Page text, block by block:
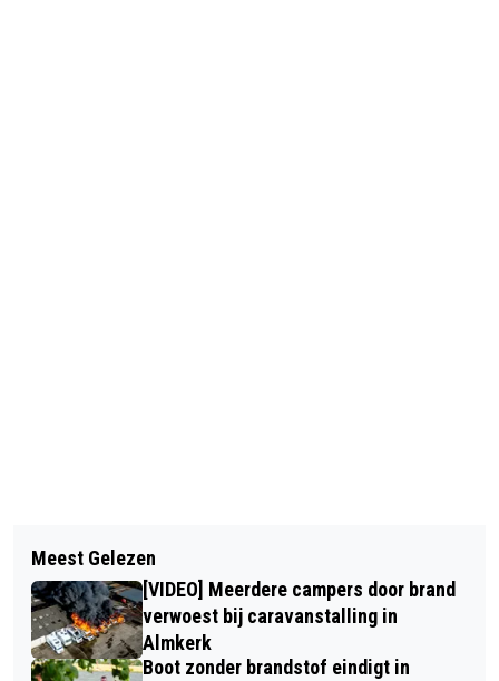
KABINET KOMT NIET MET MEER GELD
VOOR SPORTVERENIGINGEN IN NOOD
REGELS VOOR BIJSTAND
VERSOEPELD: TOT 1200 EURO AAN
GIFTEN
Meest Gelezen
[VIDEO] Meerdere campers door brand
verwoest bij caravanstalling in
Almkerk
Boot zonder brandstof eindigt in